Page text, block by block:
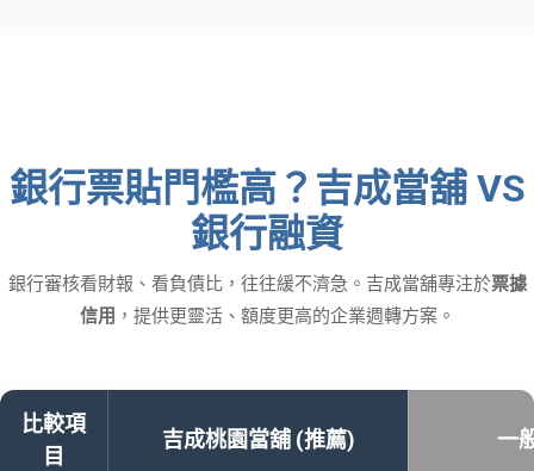
銀行票貼門檻高？吉成當舖 VS
銀行融資
銀行審核看財報、看負債比，往往緩不濟急。吉成當舖專注於票據
信用 ，提供更靈活、額度更高的企業週轉方案。
比較項
目
吉成桃園當舖 (推薦) 一